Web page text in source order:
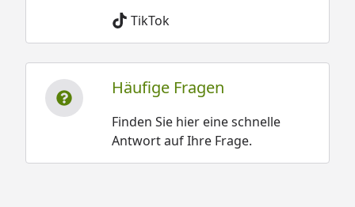
TikTok
Häufige Fragen
Finden Sie hier eine schnelle
Antwort auf Ihre Frage.